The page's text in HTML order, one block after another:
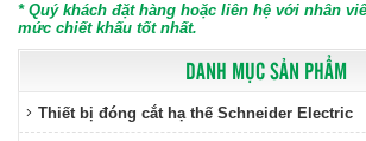
DANH MỤC SẢN PHẨM
Thiết bị đóng cắt hạ thế Schneider Electric
* Quý khách đặt hàng hoặc liên hệ với nhân
mức chiết khấu tốt nhất.